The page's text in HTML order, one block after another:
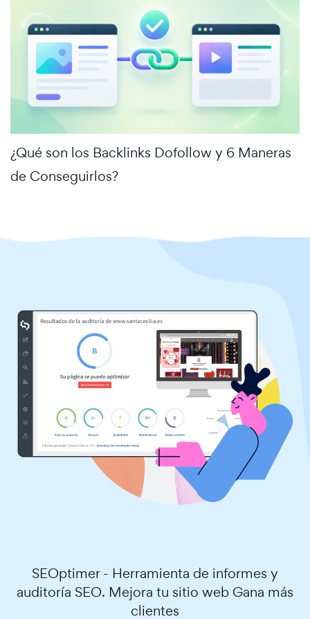
¿Qué son los Backlinks Dofollow y 6 Maneras
de Conseguirlos?
SEOptimer - Herramienta de informes y
auditoría SEO. Mejora tu sitio web Gana más
clientes